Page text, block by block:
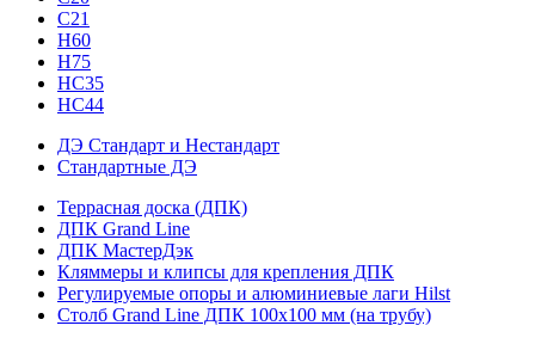
С21
H60
H75
HС35
НС44
ДЭ Стандарт и Нестандарт
Стандартные ДЭ
Террасная доска (ДПК)
ДПК Grand Line
ДПК МастерДэк
Кляммеры и клипсы для крепления ДПК
Регулируемые опоры и алюминиевые лаги Hilst
Столб Grand Line ДПК 100х100 мм (на трубу)